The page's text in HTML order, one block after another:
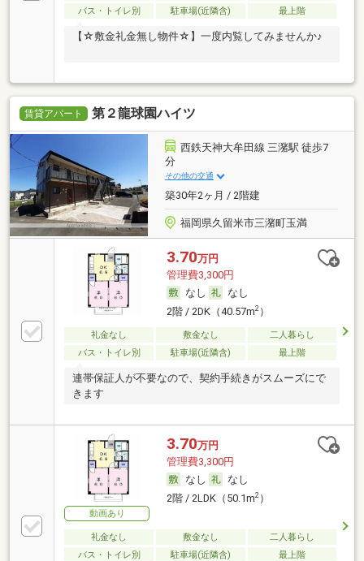
バス・トイレ別
駐車場(近隣含) 最上階
【☆敷金礼金無し物件☆】一度内覧してみませんか♪
賃貸アパート 第２龍球園ハイツ
西鉄天神大牟田線 三潴駅 徒歩7
分
その他の交通
築30年2ヶ月 / 2階建
福岡県久留米市三潴町玉満
3.70万円
管理費3,300円
なし
なし
2階 / 2DK（40.57m2）
礼金なし 敷金なし
二人暮らし
バス・トイレ別
駐車場(近隣含) 最上階
連帯保証人が不要なので、契約手続きがスムーズにで
きます
動画あり
3.70万円
管理費3,300円
なし
なし
2階 / 2LDK（50.1m2）
礼金なし 敷金なし
二人暮らし
バス・トイレ別
駐車場(近隣含) 最上階